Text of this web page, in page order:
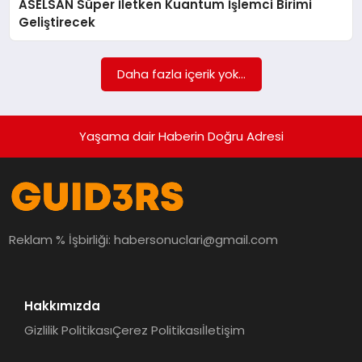
MAGAZIN
ASELSAN Süper İletken Kuantum İşlemci Birimi
Geliştirecek
Daha fazla içerik yok...
Yaşama dair Haberin Doğru Adresi
Reklam % İşbirliği:habersonuclari@gmail.com
Hakkımızda
Gizlilik PolitikasıÇerez Politikasıİletişim